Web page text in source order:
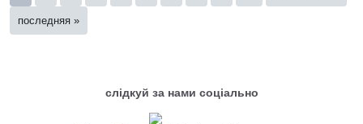
последняя »
слідкуй за нами соціально